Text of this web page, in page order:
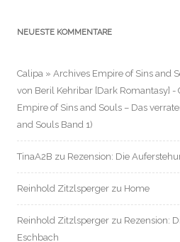
NEUESTE KOMMENTARE
Calipa » Archives Empire of Sins and
von Beril Kehribar [Dark Romantasy] -
Empire of Sins and Souls – Das
and Souls Band 1)
TinaA2B zu Rezension: Die
Reinhold Zitzlsperger zu Home
Reinhold Zitzlsperger zu Rezension:
Eschbach